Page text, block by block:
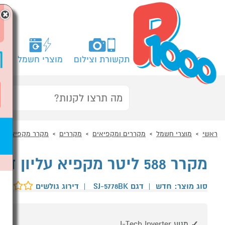
תקשורת וצילום מוצרי חשמל
ראשי מוצרי חשמל מקררים ומקפיאים מקררים מקרר מקפיא
מקרר 588 ליטר מקפיא עליון דגם SHARP SJ-5778BK שארפ
סוג מוצר: חדש | דגם SJ-5778BK | דירוג גולשים
×